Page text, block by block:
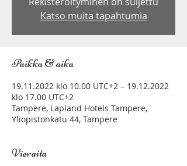
Katso muita tapahtumia
Paikka & aika
19.11.2022 klo 10.00 UTC+2 – 19.12.2022
klo 17.00 UTC+2
Tampere, Lapland Hotels Tampere,
Yliopistonkatu 44, Tampere
Vieraita